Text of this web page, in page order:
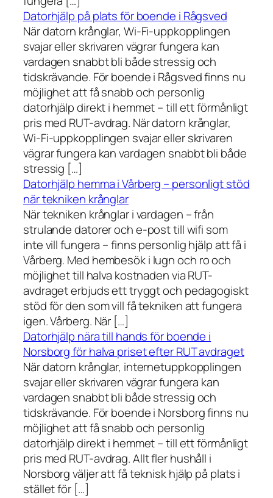
Datorhjälp på plats för boende i Rågsved
När datorn krånglar, Wi-Fi-uppkopplingen
svajar eller skrivaren vägrar fungera kan
vardagen snabbt bli både stressig och
tidskrävande. För boende i Rågsved finns nu
möjlighet att få snabb och personlig
datorhjälp direkt i hemmet – till ett förmånligt
pris med RUT-avdrag. När datorn krånglar,
Wi-Fi-uppkopplingen svajar eller skrivaren
vägrar fungera kan vardagen snabbt bli både
stressig […]
Datorhjälp hemma i Vårberg – personligt stöd
när tekniken krånglar
När tekniken krånglar i vardagen – från
strulande datorer och e-post till wifi som
inte vill fungera – finns personlig hjälp att få i
Vårberg. Med hembesök i lugn och ro och
möjlighet till halva kostnaden via RUT-
avdraget erbjuds ett tryggt och pedagogiskt
stöd för den som vill få tekniken att fungera
igen. Vårberg. När […]
Datorhjälp nära till hands för boende i
Norsborg för halva priset efter RUT avdraget
När datorn krånglar, internetuppkopplingen
svajar eller skrivaren vägrar fungera kan
vardagen snabbt bli både stressig och
tidskrävande. För boende i Norsborg finns nu
möjlighet att få snabb och personlig
datorhjälp direkt i hemmet – till ett förmånligt
pris med RUT-avdrag. Allt fler hushåll i
Norsborg väljer att få teknisk hjälp på plats i
stället för […]